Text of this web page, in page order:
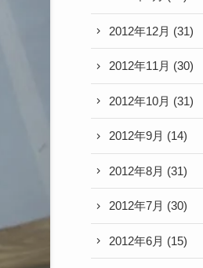
2012年12月 (31)
2012年11月 (30)
2012年10月 (31)
2012年9月 (14)
2012年8月 (31)
2012年7月 (30)
2012年6月 (15)